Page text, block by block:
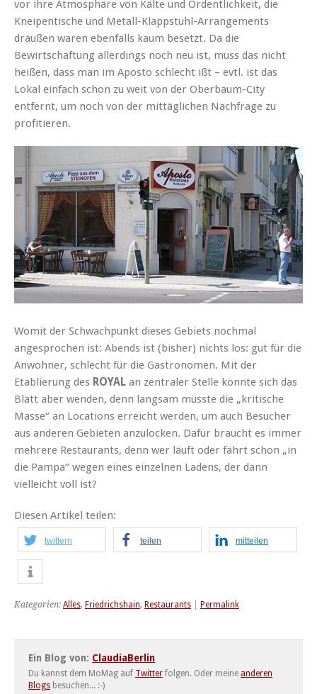
vor ihre Atmosphäre von Kälte und Ordentlichkeit, die
Kneipentische und Metall-Klappstuhl-Arrangements
draußen waren ebenfalls kaum besetzt. Da die
Bewirtschaftung allerdings noch neu ist, muss das nicht
heißen, dass man im Aposto schlecht ißt – evtl. ist das
Lokal einfach schon zu weit von der Oberbaum-City
entfernt, um noch von der mittäglichen Nachfrage zu
profitieren.
Womit der Schwachpunkt dieses Gebiets nochmal
angesprochen ist: Abends ist (bisher) nichts los: gut für die
Anwohner, schlecht für die Gastronomen. Mit der
Etablierung des ROYAL an zentraler Stelle könnte sich das
Blatt aber wenden, denn langsam müsste die „kritische
Masse“ an Locations erreicht werden, um auch Besucher
aus anderen Gebieten anzulocken. Dafür braucht es immer
mehrere Restaurants, denn wer läuft oder fährt schon „in
die Pampa“ wegen eines einzelnen Ladens, der dann
vielleicht voll ist?
Diesen Artikel teilen:
twittern teilen mitteilen
Kategorien: Alles, Friedrichshain, Restaurants Permalink
Ein Blog von: ClaudiaBerlin
Du kannst dem MoMag auf Twitter folgen. Oder meine anderen
Blogs besuchen... :-)